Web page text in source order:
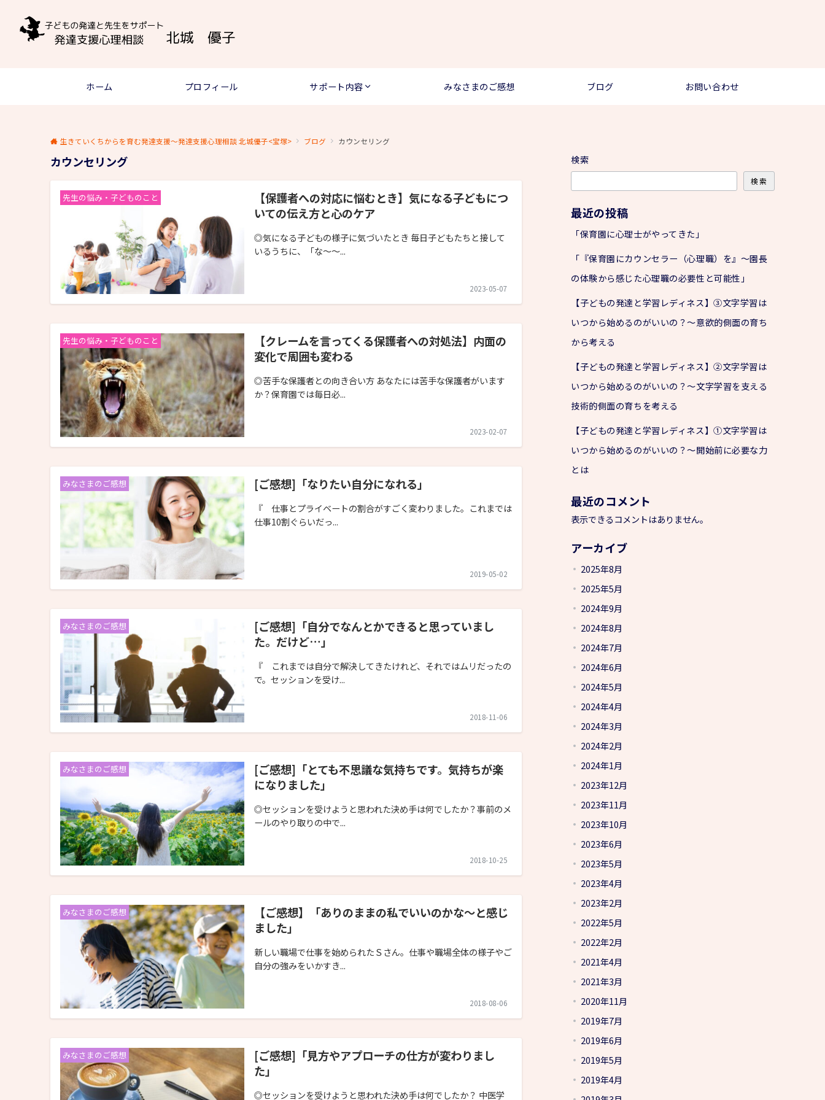
ホーム プロフィール サポート内容 みなさまのご感想 ブログ お問い合わせ
生きていくちからを育む発達支援～発達支援心理相談 北城優子<宝塚> ブログ カウンセリング
カウンセリング
先生の悩み・子どものこと
【保護者への対応に悩むとき】気になる子どもにつ
いての伝え方と心のケア
◎気になる子どもの様子に気づいたとき 毎日子どもたちと接して
いるうちに、「な～～...
2023-05-07
先生の悩み・子どものこと
【クレームを言ってくる保護者への対処法】内面の
変化で周囲も変わる
◎苦手な保護者との向き合い方 あなたには苦手な保護者がいます
か？保育園では毎日必...
2023-02-07
みなさまのご感想 [ご感想]「なりたい自分になれる」
『 仕事とプライベートの割合がすごく変わりました。これまでは
仕事10割ぐらいだっ...
2019-05-02
みなさまのご感想
[ご感想]「自分でなんとかできると思っていまし
た。だけど…」
『 これまでは自分で解決してきたけれど、それではムリだったの
で。セッションを受け...
2018-11-06
みなさまのご感想
[ご感想]「とても不思議な気持ちです。気持ちが楽
になりました」
◎セッションを受けようと思われた決め手は何でしたか？事前のメ
ールのやり取りの中で...
2018-10-25
みなさまのご感想
【ご感想】「ありのままの私でいいのかな～と感じ
ました」
新しい職場で仕事を始められたＳさん。仕事や職場全体の様子やご
自分の強みをいかすき...
2018-08-06
みなさまのご感想
[ご感想]「見方やアプローチの仕方が変わりまし
た」
◎セッションを受けようと思われた決め手は何でしたか？ 中医学
検索
検索
最近の投稿
「保育園に心理士がやってきた」
「『保育園にカウンセラー（心理職）を』～園長
の体験から感じた心理職の必要性と可能性」
【子どもの発達と学習レディネス】③文字学習は
いつから始めるのがいいの？～意欲的側面の育ち
から考える
【子どもの発達と学習レディネス】②文字学習は
いつから始めるのがいいの？～文字学習を支える
技術的側面の育ちを考える
【子どもの発達と学習レディネス】①文字学習は
いつから始めるのがいいの？～開始前に必要な力
とは
最近のコメント
表示できるコメントはありません。
アーカイブ
2025年8月
2025年5月
2024年9月
2024年8月
2024年7月
2024年6月
2024年5月
2024年4月
2024年3月
2024年2月
2024年1月
2023年12月
2023年11月
2023年10月
2023年6月
2023年5月
2023年4月
2023年2月
2022年5月
2022年2月
2021年4月
2021年3月
2020年11月
2019年7月
2019年6月
2019年5月
2019年4月